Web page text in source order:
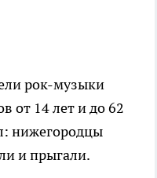
рок-музыки
от 14 лет и до 62
нижегородцы
и прыгали.